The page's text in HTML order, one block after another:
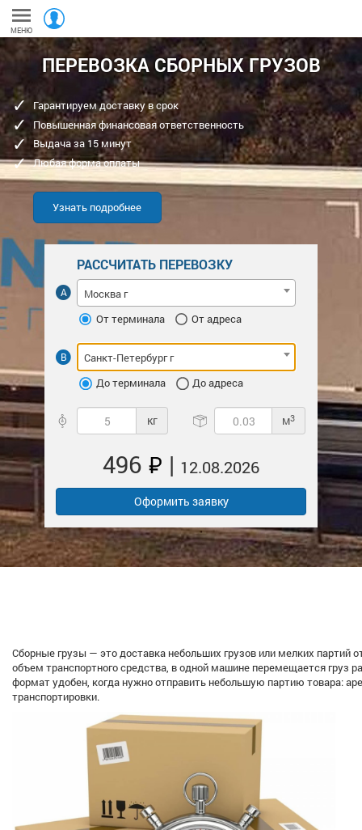
МЕНЮ
ПЕРЕВОЗКА СБОРНЫХ ГРУЗОВ
Гарантируем доставку в срок
Повышенная финансовая ответственность
Выдача за 15 минут
Любая форма оплаты
Узнать подробнее
РАССЧИТАТЬ ПЕРЕВОЗКУ
Москва г
От терминала
От адреса
Санкт-Петербург г
До терминала
До адреса
кг м3
496 | 12.08.2026
Оформить заявку
Сборные грузы — это доставка небольших грузов или мелких партий
объем транспортного средства, в одной машине перемещается груз
формат удобен, когда нужно отправить небольшую партию товара:
транспортировки.